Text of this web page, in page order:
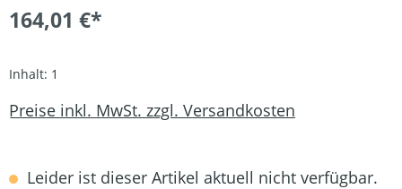
164,01 €*
Inhalt: 1
Preise inkl. MwSt. zzgl. Versandkosten
Leider ist dieser Artikel aktuell nicht verfügbar.